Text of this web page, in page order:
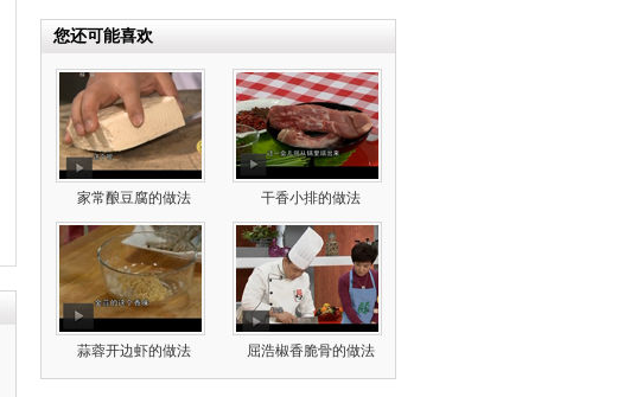
您还可能喜欢
家常酿豆腐的做法 干香小排的做法
蒜蓉开边虾的做法 屈浩椒香脆骨的做法